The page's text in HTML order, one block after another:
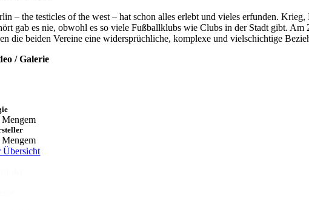
– the testicles of the west – hat schon alles erlebt und vieles erfunden.
gab es nie, obwohl es so viele Fußballklubs wie Clubs in der Stadt gibt.
die beiden Vereine eine widersprüchliche, komplexe und vielschichtige
/ Galerie
Übersicht